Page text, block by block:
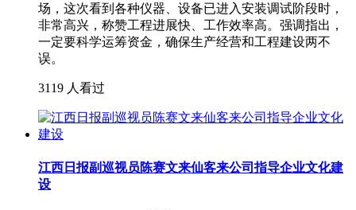
场，这次看到各种仪器、设备已进入安装调试阶段时，
非常高兴，称赞工程进展快、工作效率高。强调指出，
一定要科学运筹资金，确保生产经营和工程建设两不
误。
3119 人看过
江西日报副巡视员陈赛文来仙客来公司指导企业文化建
设